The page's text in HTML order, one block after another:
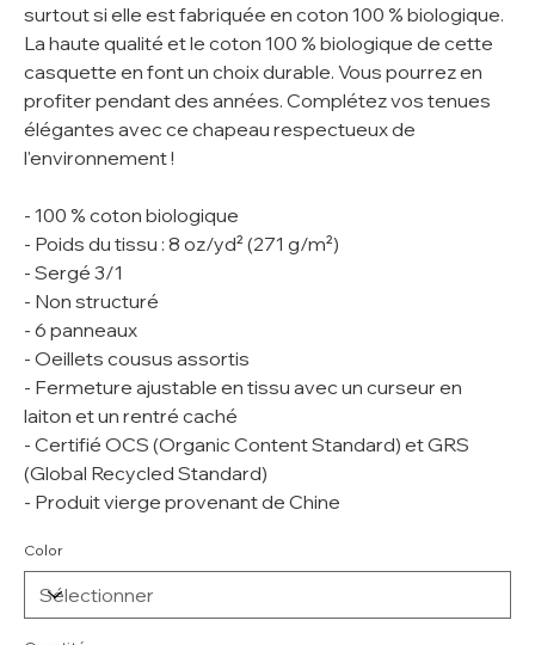
surtout si elle est fabriquée en coton 100 % biologique.
La haute qualité et le coton 100 % biologique de cette
casquette en font un choix durable. Vous pourrez en
profiter pendant des années. Complétez vos tenues
élégantes avec ce chapeau respectueux de
l'environnement !
- 100 % coton biologique
- Poids du tissu : 8 oz/yd² (271 g/m²)
- Sergé 3/1
- Non structuré
- 6 panneaux
- Oeillets cousus assortis
- Fermeture ajustable en tissu avec un curseur en
laiton et un rentré caché
- Certifié OCS (Organic Content Standard) et GRS
(Global Recycled Standard)
- Produit vierge provenant de Chine
Color